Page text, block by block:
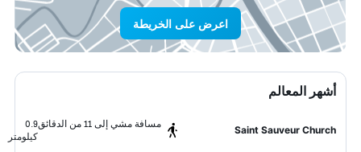
اعرض على الخريطة
أشهر المعالم
Saint Sauveur Church
مسافة مشي إلى 11 من الدقائق
0.9
كيلومتر